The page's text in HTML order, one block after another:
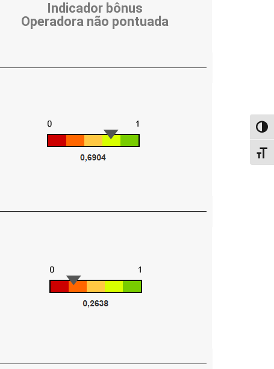
Indicador bônus
Operadora não pontuada